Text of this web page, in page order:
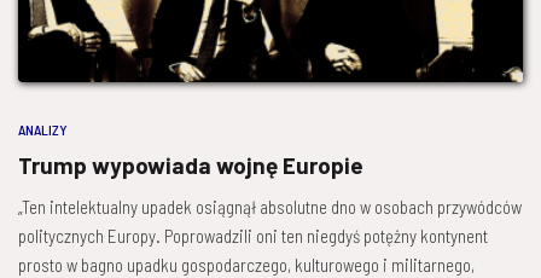
ANALIZY
Trump wypowiada wojnę Europie
„Ten intelektualny upadek osiągnął absolutne dno w osobach przywódców
politycznych Europy. Poprowadzili oni ten niegdyś potężny kontynent
prosto w bagno upadku gospodarczego, kulturowego i militarnego,